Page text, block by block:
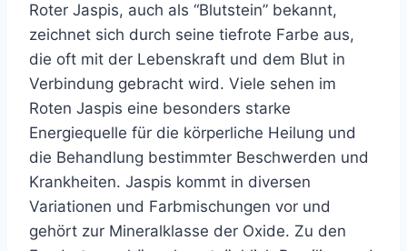
Roter Jaspis, auch als “Blutstein” bekannt,
zeichnet sich durch seine tiefrote Farbe aus,
die oft mit der Lebenskraft und dem Blut in
Verbindung gebracht wird. Viele sehen im
Roten Jaspis eine besonders starke
Energiequelle für die körperliche Heilung und
die Behandlung bestimmter Beschwerden und
Krankheiten. Jaspis kommt in diversen
Variationen und Farbmischungen vor und
gehört zur Mineralklasse der Oxide. Zu den